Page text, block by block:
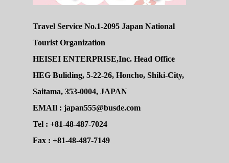
Travel Service No.1-2095 Japan National
Tourist Organization
HEISEI ENTERPRISE,Inc. Head Office
HEG Buliding, 5-22-26, Honcho, Shiki-City,
Saitama, 353-0004, JAPAN
EMAIl : japan555@busde.com
Tel : +81-48-487-7024
Fax : +81-48-487-7149